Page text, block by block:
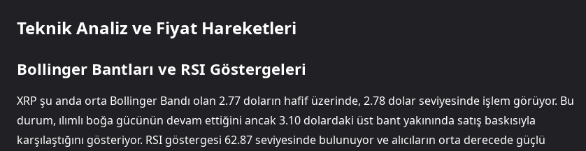
Teknik Analiz ve Fiyat Hareketleri
Bollinger Bantları ve RSI Göstergeleri
XRP şu anda orta Bollinger Bandı olan 2.77 doların hafif üzerinde, 2.78 dolar seviyesinde işlem görüyor. Bu
durum, ılımlı boğa gücünün devam ettiğini ancak 3.10 dolardaki üst bant yakınında satış baskısıyla
karşılaştığını gösteriyor. RSI göstergesi 62.87 seviyesinde bulunuyor ve alıcıların orta derecede güçlü